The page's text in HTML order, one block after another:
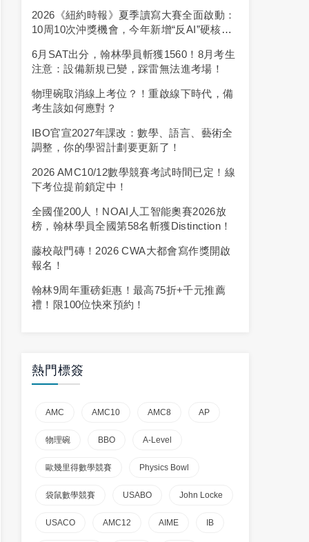
2026《紐約時報》夏季讀寫大賽全面啟動：
10周10次沖獎機會，今年新增“反AI”硬核新
6月SAT出分，翰林學員斬獲1560！8月考生
注意：設備新規已變，踩雷無法進考場！
物理碗取消線上考位？！重啟線下時代，備
考生該如何應對？
IBO官宣2027年課改：數學、語言、藝術全
調整，你的學習計劃要更新了！
2026 AMC10/12數學競賽考試時間已定！線
下考位提前鎖定中！
全國僅200人！NOAI人工智能奧賽2026放
榜，翰林學員全國第58名斬獲Distinction！
藤校敲門磚！2026 CWA大都會寫作獎開啟
報名！
翰林9周年重磅鉅惠！最高75折+千元推薦
禮！限100位快來預約！
熱門標簽
AMC AMC10 AMC8 AP
物理碗 BBO A-Level
歐幾里得數學競賽 Physics Bowl
袋鼠數學競賽 USABO John Locke
USACO AMC12 AIME IB